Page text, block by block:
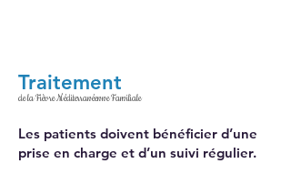
Traitement
de la Fièvre Méditerranéenne Familiale
Les patients doivent bénéficier d’une
prise en charge et d’un suivi régulier.